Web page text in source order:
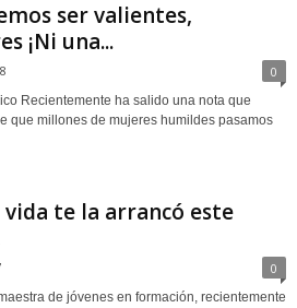
ser valientes,
¡Ni una...
0
Recientemente ha salido una nota que
que millones de mujeres humildes pasamos
te la arrancó este
0
de jóvenes en formación, recientemente